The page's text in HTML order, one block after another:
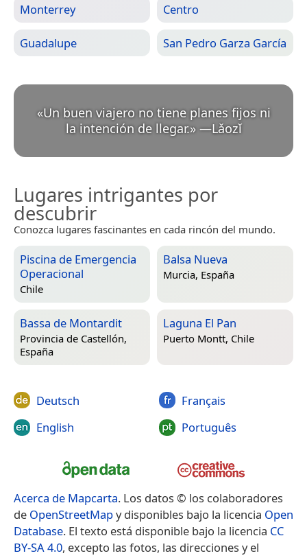
Monterrey Centro
Guadalupe San Pedro Garza García
«Un buen viajero no tiene planes fijos ni
la intención de llegar.» —Lǎozǐ
Lugares intrigantes por
descubrir
Conozca lugares fascinantes en cada rincón del mundo.
Piscina de Emergencia
Operacional
Chile
Balsa Nueva
Murcia, España
Bassa de Montardit
Provincia de Castellón,
España
Laguna El Pan
Puerto Montt, Chile
Deutsch
English
Français
Português
Acerca de Mapcarta. Los datos © los colaboradores
de OpenStreetMapy disponibles bajo la licencia Open
Database. El texto está disponible bajo la licencia CC
BY-SA 4.0, excepto las fotos, las direcciones y el